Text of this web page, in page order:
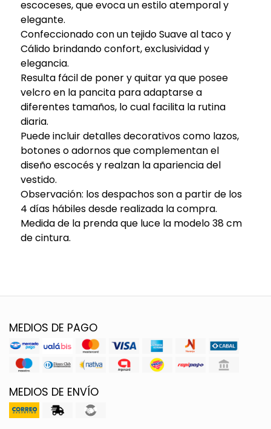
escoceses, que evoca un estilo atemporal y
elegante.
Confeccionado con un tejido Suave al taco y
Cálido brindando confort, exclusividad y
elegancia.
Resulta fácil de poner y quitar ya que posee
velcro en la pancita para adaptarse a
diferentes tamaños, lo cual facilita la rutina
diaria.
Puede incluir detalles decorativos como lazos,
botones o adornos que complementan el
diseño escocés y realzan la apariencia del
vestido.
Observación: los despachos son a partir de los
4 días hábiles desde realizada la compra.
Medida de la prenda que luce la modelo 38 cm
de cintura.
MEDIOS DE PAGO
MEDIOS DE ENVÍO